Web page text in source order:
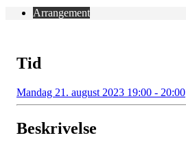
Arrangement
Tid
Mandag 21. august 2023 19:00 - 20:00
Beskrivelse